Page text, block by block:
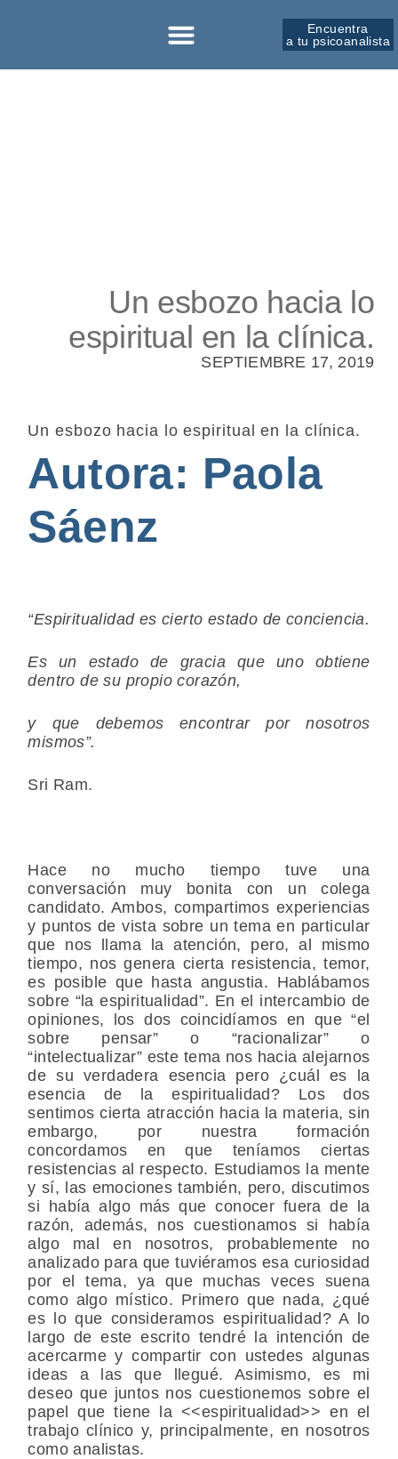
Encuentra
a tu psicoanalista
Un esbozo hacia lo
espiritual en la clínica.
SEPTIEMBRE 17, 2019
Un esbozo hacia lo espiritual en la clínica.
Autora: Paola
Sáenz
“Espiritualidad es cierto estado de conciencia.
Es un estado de gracia que uno obtiene
dentro de su propio corazón,
y que debemos encontrar por nosotros
mismos”.
Sri Ram.
Hace no mucho tiempo tuve una
conversación muy bonita con un colega
candidato. Ambos, compartimos experiencias
y puntos de vista sobre un tema en particular
que nos llama la atención, pero, al mismo
tiempo, nos genera cierta resistencia, temor,
es posible que hasta angustia. Hablábamos
sobre “la espiritualidad”. En el intercambio de
opiniones, los dos coincidíamos en que “el
sobre pensar” o “racionalizar” o
“intelectualizar” este tema nos hacia alejarnos
de su verdadera esencia pero ¿cuál es la
esencia de la espiritualidad? Los dos
sentimos cierta atracción hacia la materia, sin
embargo, por nuestra formación
concordamos en que teníamos ciertas
resistencias al respecto. Estudiamos la mente
y sí, las emociones también, pero, discutimos
si había algo más que conocer fuera de la
razón, además, nos cuestionamos si había
algo mal en nosotros, probablemente no
analizado para que tuviéramos esa curiosidad
por el tema, ya que muchas veces suena
como algo místico. Primero que nada, ¿qué
es lo que consideramos espiritualidad? A lo
largo de este escrito tendré la intención de
acercarme y compartir con ustedes algunas
ideas a las que llegué. Asimismo, es mi
deseo que juntos nos cuestionemos sobre el
papel que tiene la <<espiritualidad>> en el
trabajo clínico y, principalmente, en nosotros
como analistas.